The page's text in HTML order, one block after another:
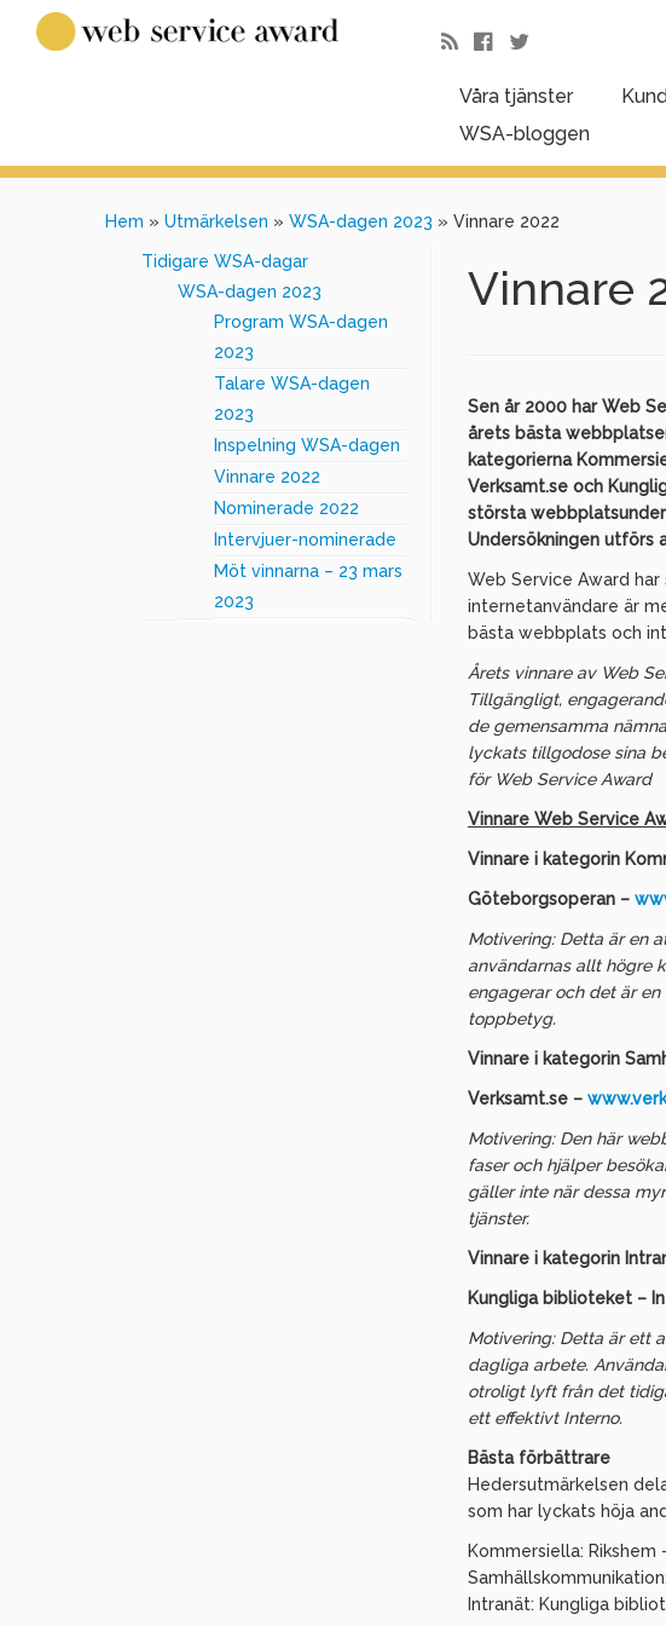
Våra tjänster
WSA-bloggen
Hem » Utmärkelsen » WSA-dagen 2023 » Vinnare 2022
Tidigare WSA-dagar
WSA-dagen 2023
Program WSA-dagen
2023
Talare WSA-dagen
2023
Inspelning WSA-dagen
Vinnare 2022
Nominerade 2022
Intervjuer-nominerade
Möt vinnarna – 23 mars
2023
Vinnare
Sen år 2000 har Web
årets bästa
kategorierna
Verksamt.se och
största
Undersökningen utförs
Web Service Award
internetanvändare är
bästa webbplats och
Årets vinnare av Web
Tillgängligt,
de gemensamma
lyckats tillgodose sina
för Web Service Award
Vinnare Web Service
Vinnare i kategorin
Göteborgsoperan –
Motivering: Detta är en
användarnas allt högre
engagerar och det är
toppbetyg.
Vinnare i kategorin
Verksamt.se –
Motivering: Den här
faser och hjälper
gäller inte när dessa
tjänster.
Vinnare i kategorin
Kungliga biblioteket –
Motivering: Detta är ett
dagliga arbete.
otroligt lyft från det
ett effektivt Interno.
Bästa förbättrare
Hedersutmärkelsen
som har lyckats höja
Kommersiella: Rikshem
Intranät: Kungliga